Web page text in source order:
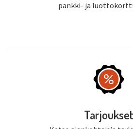
pankki- ja
Tarjoukset